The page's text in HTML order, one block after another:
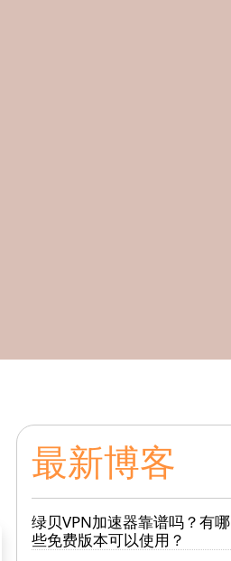
最新博客
绿贝VPN加速器靠谱吗？有哪
些免费版本可以使用？